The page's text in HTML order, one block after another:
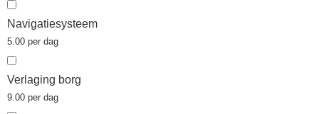
Navigatiesysteem
5.00 per dag
Verlaging borg
9.00 per dag